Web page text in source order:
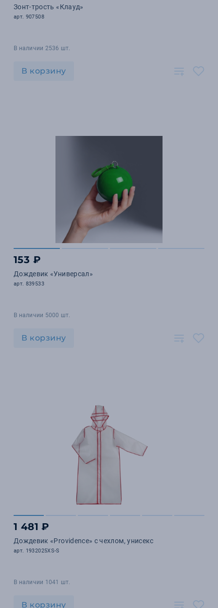
Зонт-трость «Клауд»
арт. 907508
В наличии 2536 шт.
В корзину
153 ₽
Дождевик «Универсал»
арт. 839533
В наличии 5000 шт.
В корзину
1 481 ₽
Дождевик «Providence» c чехлом, унисекс
арт. 1932025XS-S
В наличии 1041 шт.
В корзину